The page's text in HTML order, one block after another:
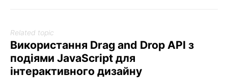
Related topic
Використання Drag and Drop API з
подіями JavaScript для
інтерактивного дизайну